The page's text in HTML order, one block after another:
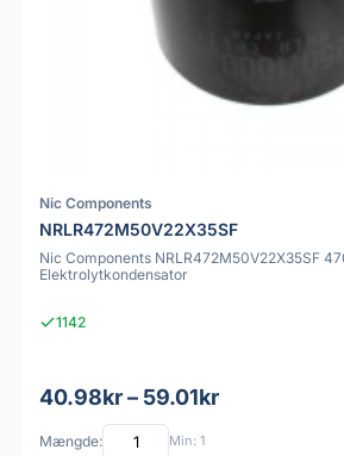
Nic Components
NRLR472M50V22X35SF
Nic Components NRLR472M50V22X35SF
Elektrolytkondensator
1142
40.98kr – 59.01kr
Mængde: Min: 1